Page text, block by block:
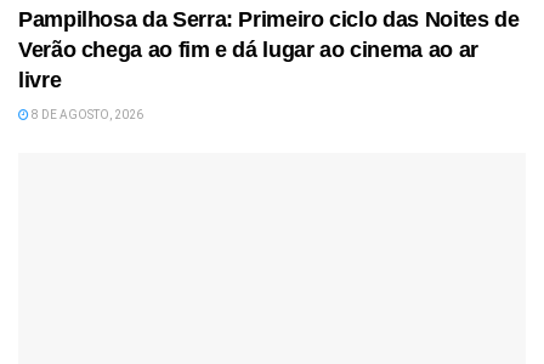
Pampilhosa da Serra: Primeiro ciclo das Noites de
Verão chega ao fim e dá lugar ao cinema ao ar
livre
8 DE AGOSTO, 2026